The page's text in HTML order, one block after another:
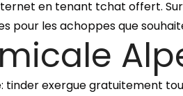
en tenant tchat offert.
pour les achoppes que
tinder exergue gratuitement